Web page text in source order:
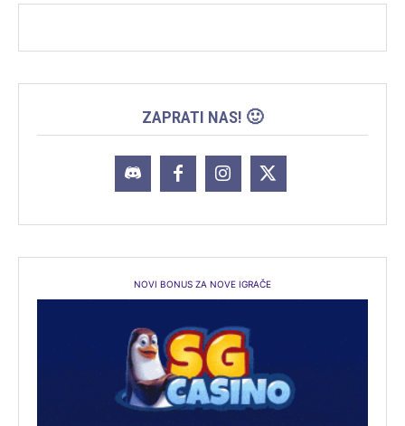
ZAPRATI NAS! 🙂
NOVI BONUS ZA NOVE IGRAČE